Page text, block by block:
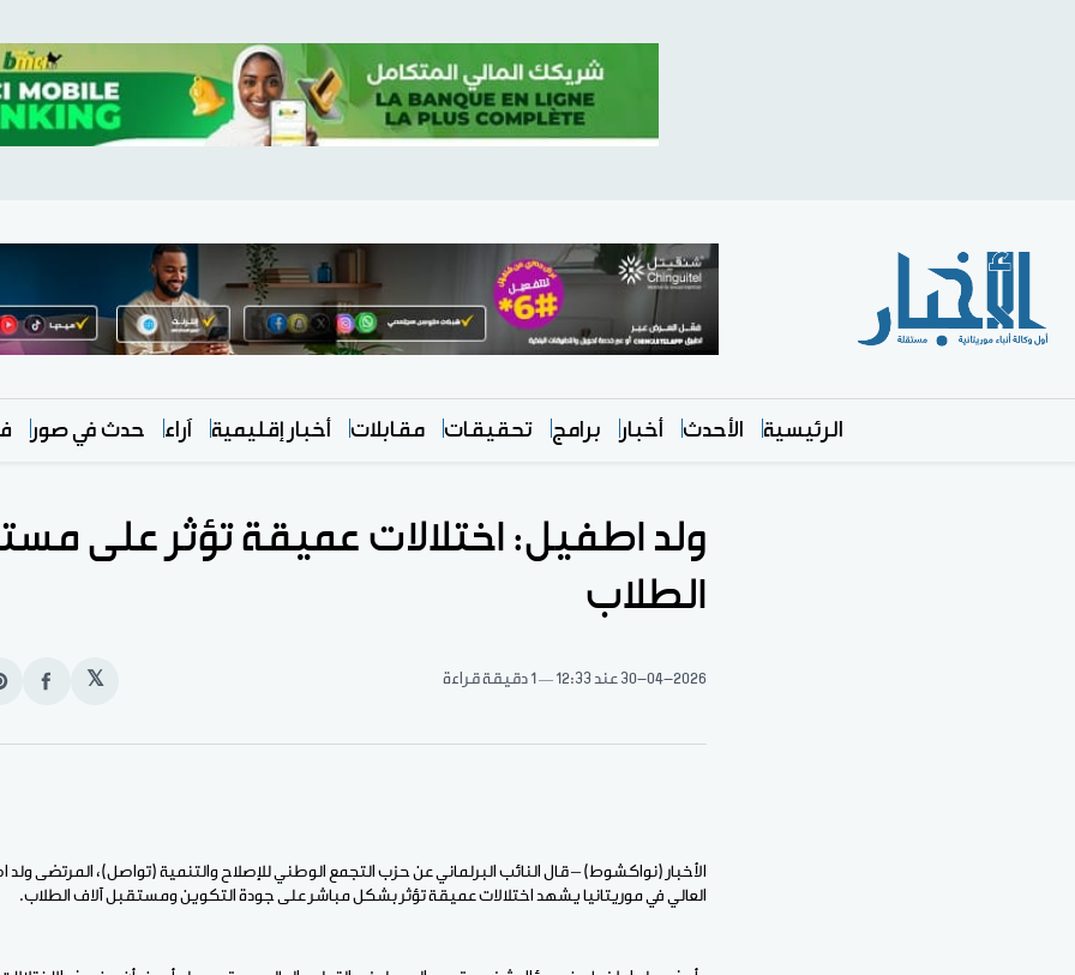
الرئيسية الأحدث أخبار برامج تحقيقات مقابلات أخبار إقليمية آراء حدث في صور
ولد اطفيل: اختلالات عميقة تؤثر على
الطلاب
30-04-2026 عند 12:33 1 دقيقة قراءة 𝕏
انشر
الأخبار (نواكشوط) – قال النائب البرلماني عن حزب التجمع الوطني للإصلاح والتنمية (تواصل)، المرتضى ولد
العالي في موريتانيا يشهد اختلالات عميقة تؤثر بشكل مباشر على جودة التكوين ومستقبل آلاف الطلاب.